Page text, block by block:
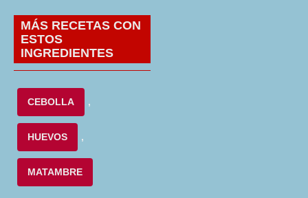
MÁS RECETAS CON
ESTOS
INGREDIENTES
CEBOLLA ,
HUEVOS ,
MATAMBRE